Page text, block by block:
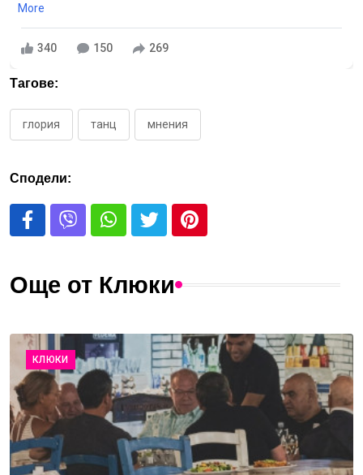
More
340 150 269
Тагове:
глория танц мнения
Сподели:
Още от Клюки
КЛЮКИ